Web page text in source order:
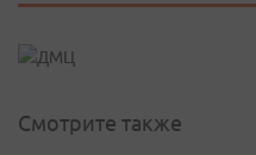
Смотрите также